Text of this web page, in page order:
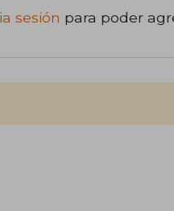
sesión para poder